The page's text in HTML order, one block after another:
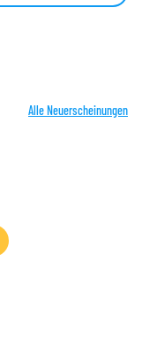
Alle Neuerscheinungen